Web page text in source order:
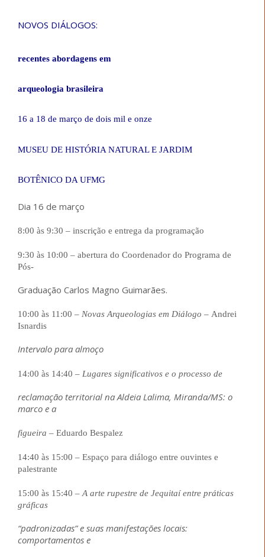
NOVOS DIÁLOGOS:
recentes abordagens em
arqueologia brasileira
16 a 18 de março de dois mil e onze
MUSEU DE HISTÓRIA NATURAL E JARDIM
BOTÊNICO DA UFMG
Dia 16 de março
8:00 às 9:30 – inscrição e entrega da programação
9:30 às 10:00 – abertura do Coordenador do Programa de
Pós-
Graduação Carlos Magno Guimarães.
10:00 às 11:00 – Novas Arqueologias em Diálogo – Andrei
Isnardis
Intervalo para almoço
14:00 às 14:40 – Lugares significativos e o processo de
reclamação territorial na Aldeia Lalima, Miranda/MS: o
marco e a
figueira – Eduardo Bespalez
14:40 às 15:00 – Espaço para diálogo entre ouvintes e
palestrante
15:00 às 15:40 – A arte rupestre de Jequitaí entre práticas
gráficas
“padronizadas” e suas manifestações locais:
comportamentos e